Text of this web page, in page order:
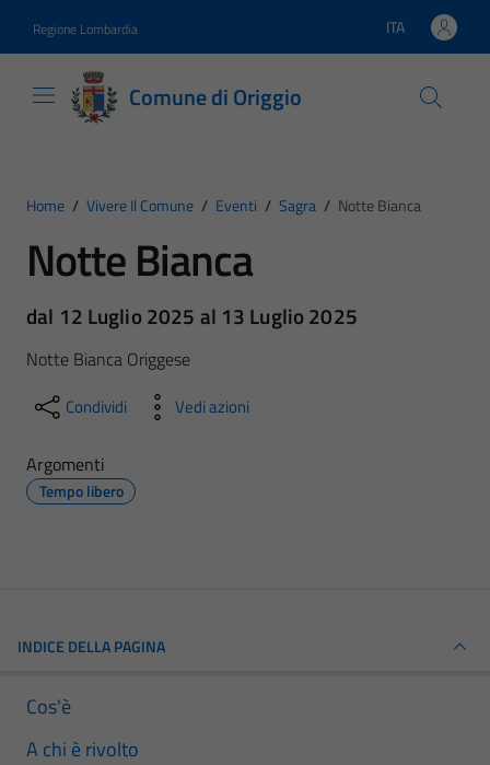
Regione Lombardia Lingua attiva:
ITA
Comune di Origgio
Home / Vivere Il Comune / Eventi / Sagra / Notte Bianca
Notte Bianca
dal 12 Luglio 2025 al 13 Luglio 2025
Notte Bianca Origgese
Condividi Vedi azioni
Argomenti
Tempo libero
INDICE DELLA PAGINA
Cos'è
A chi è rivolto